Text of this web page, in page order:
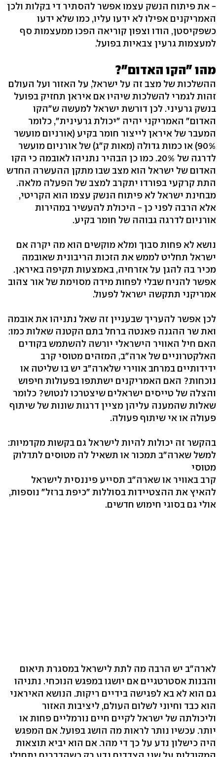
- את פיתוח הנשק עצמו אפשר להסתיר די בקלות ולכן
האמריקנים אפילו לא ידעו עליו, כמו שלא ידעו
כשפקיסטן, הודו וצפון קוריאה הפכו ממעצמות סף
למעצמות גרעין צבאיות בפועל.
מהו "הקו האדום"?
ההשלכות של מצב זה על ישראל, על האזור ועל העולם
זהות לגמרי להשלכות שיהיו אם איראן תחזיק בפועל
בנשק גרעיני. לכן דורשת ישראל למעשה ש"הקו
האדום" האמריקני יהיה "יכולת גרעינית", כלומר
המעבר של איראן לייצור חומר בקיע (אורניום מועשר
90%) או כמות גדולה (מאות ק"ג) של אורניום מועשר
לדרגה של 20%. כמו כן הבהיר נתניהו לאובמה כי הקו
האדום של ישראל הוא מצב שבו מתקן ההעשרה החדש
התת קרקעי בפורדו יתקרב למצב של הפעלה מלאה.
מבחינת ישראל לא פיתוח הנשק עצמו הוא הקריטי,
אלא הרבה לפני כן - היכולת להעשיר במהירות
אורניום לדרגה גבוהה של חומר בקיע.
נושא לא פחות סבוך ומלא מוקשים הוא מה יקרה אם
ישראל תחליט לממש את הזכות הריבונית שאובמה
מכיר בה להגן על אזרחיה, באמצעות תקיפה באיראן.
אפשר להניח שבלי לפחות מידה מסוימת של אור צהוב
אמריקני תתקשה ישראל לפעול.
לכן אפשר להעריך שבעניין זה שאל נתניהו את אובמה
ואת שר ההגנה פאנטה ברחל בתם הקטנה שאלות כמו:
האם חיל האוויר הישראלי יורשה להשתמש בקודים
האלקטרוניים של ארה"ב, המזהים מטוסי קרב
ידידותיים במרחב אווירי שלארה"ב יש בו שליטה או
נוכחות? האם האמריקנים ישתתפו בפעולות חיפוש
והצלה של טייסים ישראלים שיצטרכו לנטוש? כלומר
שאלות שהמענה עליהן מציין דרגות שונות של שיתוף
פעולה או אי שיתוף פעולה.
בהקשר זה יכולות להיות לישראל גם בקשות מקדמיות:
למשל שארה"ב תמכור או תשאיל לה מטוסים לתדלוק
מטוסי
קרב באוויר או שארה"ב תסייע פיננסית לישראל
להאיץ את ההצטיידות בסוללות "כיפת ברזל" נוספות,
אולי גם בסוגי חימוש חדשים.
לארה"ב יש הרבה מה לתת לישראל במסגרת תיאום
והבנות אסטרטגיים אם יושגו במפגש הנוכחי. נתניהו
גם הוא לא בא לפגישה בידיים ריקות. הנושא האיראני
הוא כבד וחיוני לשלום העולם, ליציבות האזור
וליכולתה של ישראל לקיים חיים נורמליים פחות או
יותר. עכשיו נותר לראות מה הושג בפועל. אם המפגש
היה כישלון נדע על כך די מהר. אם הוא יביא תוצאות